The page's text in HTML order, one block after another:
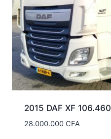
2015 DAF XF 106.460
28.000.000 CFA